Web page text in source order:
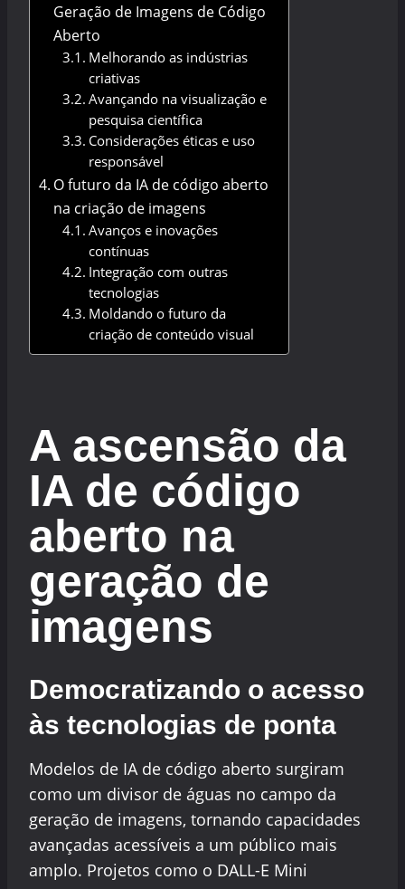
Geração de Imagens de Código
Aberto
Melhorando as indústrias
criativas
Avançando na visualização e
pesquisa científica
Considerações éticas e uso
responsável
O futuro da IA de código aberto
na criação de imagens
Avanços e inovações
contínuas
Integração com outras
tecnologias
Moldando o futuro da
criação de conteúdo visual
A ascensão da
IA de código
aberto na
geração de
imagens
Democratizando o acesso
às tecnologias de ponta
Modelos de IA de código aberto surgiram
como um divisor de águas no campo da
geração de imagens, tornando capacidades
avançadas acessíveis a um público mais
amplo. Projetos como o DALL-E Mini